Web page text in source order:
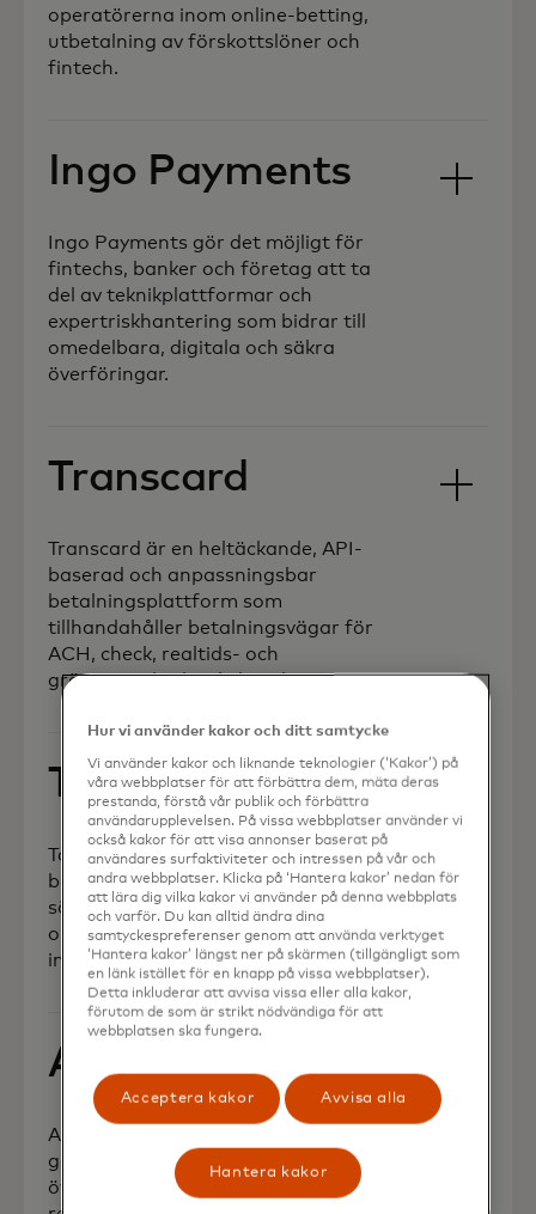
operatörerna inom online-betting,
utbetalning av förskottslöner och
fintech.
Ingo Payments
Ingo Payments gör det möjligt för
fintechs, banker och företag att ta
del av teknikplattformar och
expertriskhantering som bidrar till
omedelbara, digitala och säkra
överföringar.
Transcard
Transcard är en heltäckande, API-
baserad och anpassningsbar
betalningsplattform som
tillhandahåller betalningsvägar för
ACH, check, realtids- och
gränsöverskridande betalningar.
Taba Pay
TabaPay är en fullstack-
betalningsleverantör som möjliggör
säkra, pålitliga och kostnadseffektiva
omedelbara betalningar för fintech-
innovatörer.
AptPay
AptPay är ett fintech-företag som
gör det möjligt för partner världen
över att genomföra
Hur vi använder kakor och ditt samtycke
Vi använder kakor och liknande teknologier (‘Kakor’) på
våra webbplatser för att förbättra dem, mäta deras
prestanda, förstå vår publik och förbättra
användarupplevelsen. På vissa webbplatser använder vi
också kakor för att visa annonser baserat på
användares surfaktiviteter och intressen på vår och
andra webbplatser. Klicka på ‘Hantera kakor’ nedan för
att lära dig vilka kakor vi använder på denna webbplats
och varför. Du kan alltid ändra dina
samtyckespreferenser genom att använda verktyget
‘Hantera kakor’ längst ner på skärmen (tillgängligt som
en länk istället för en knapp på vissa webbplatser).
Detta inkluderar att avvisa vissa eller alla kakor,
förutom de som är strikt nödvändiga för att
webbplatsen ska fungera.
Acceptera kakor Avvisa alla
Hantera kakor